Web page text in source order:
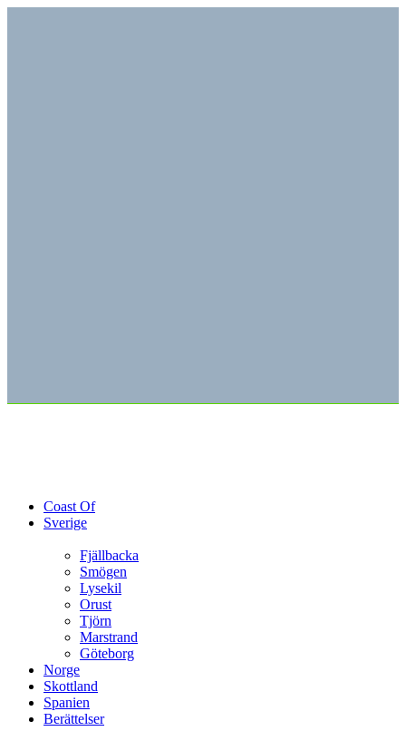
Coast Of
Sverige
Fjällbacka
Smögen
Lysekil
Orust
Tjörn
Marstrand
Göteborg
Norge
Skottland
Spanien
Berättelser